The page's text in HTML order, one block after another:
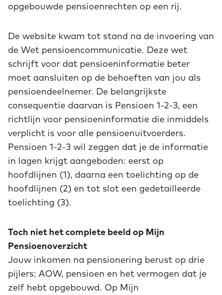
opgebouwde pensioenrechten op een rij.
De website kwam tot stand na de invoering van
de Wet pensioencommunicatie. Deze wet
schrijft voor dat pensioeninformatie beter
moet aansluiten op de behoeften van jou als
pensioendeelnemer. De belangrijkste
consequentie daarvan is Pensioen 1-2-3, een
richtlijn voor pensioeninformatie die inmiddels
verplicht is voor alle pensioenuitvoerders.
Pensioen 1-2-3 wil zeggen dat je de informatie
in lagen krijgt aangeboden: eerst op
hoofdlijnen (1), daarna een toelichting op de
hoofdlijnen (2) en tot slot een gedetailleerde
toelichting (3).
Toch niet het complete beeld op Mijn
Pensioenoverzicht
Jouw inkomen na pensionering berust op drie
pijlers: AOW, pensioen en het vermogen dat je
zelf hebt opgebouwd. Op Mijn